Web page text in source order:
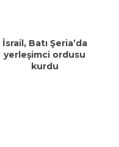
İsrail, Batı Şeria’da
yerleşimci ordusu
kurdu